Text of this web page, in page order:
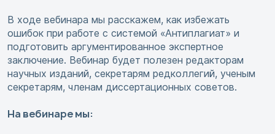
В ходе вебинара мы расскажем, как избежать
ошибок при работе с системой «Антиплагиат» и
подготовить аргументированное экспертное
заключение. Вебинар будет полезен редакторам
научных изданий, секретарям редколлегий, ученым
секретарям, членам диссертационных советов.
На вебинаре мы: